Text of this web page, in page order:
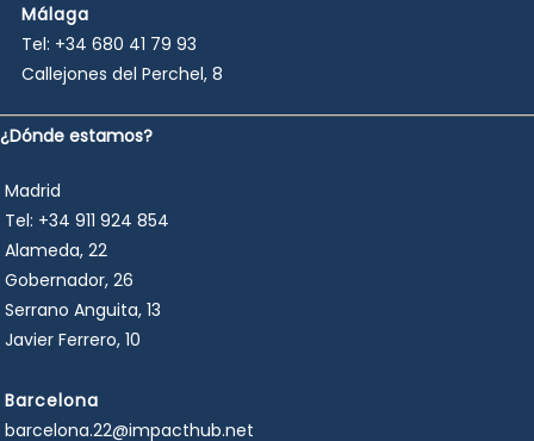
Málaga
Tel: +34 680 41 79 93
Callejones del Perchel, 8
¿Dónde estamos?
Madrid
Tel: +34 911 924 854
Alameda, 22
Gobernador, 26
Serrano Anguita, 13
Javier Ferrero, 10
Barcelona
barcelona.22@impacthub.net